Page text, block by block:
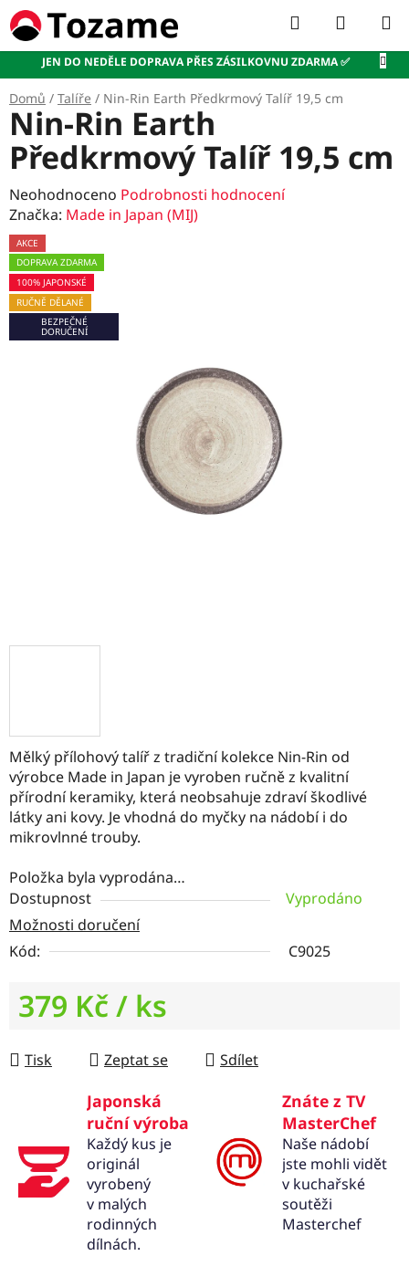
Přejít
na
obsah
JEN DO NEDĚLE DOPRAVA PŘES ZÁSILKOVNU ZDARMA ✅
Hledat
KOŠÍK
Domů / Talíře / Nin-Rin Earth Předkrmový Talíř 19,5 cm
Mělký přílohový talíř z tradiční kolekce Nin-Rin od
výrobce Made in Japan je vyroben ručně z kvalitní
přírodní keramiky, která neobsahuje zdraví škodlivé
látky ani kovy. Je vhodná do myčky na nádobí i do
mikrovlnné trouby.
Položka byla vyprodána…
Dostupnost
Vyprodáno
Možnosti doručení
Kód:
C9025
379 Kč/ ks
Tisk
Zeptat se Sdílet
Japonská
ruční výroba
Každý kus je
originál
vyrobený
v malých
rodinných
dílnách.
Znáte z TV
MasterChef
Naše nádobí
jste mohli vidět
v kuchařské
soutěži
Masterchef
Nin-Rin Earth
Předkrmový Talíř 19,5 cm
Průměrné
hodnocení
produktu
je
0,0
z
5
hvězdiček.
Neohodnoceno Podrobnosti hodnocení
Značka: Made in Japan (MIJ)
AKCE
DOPRAVA ZDARMA
100% JAPONSKÉ
RUČNĚ DĚLANÉ
BEZPEČNÉ
DORUČENÍ